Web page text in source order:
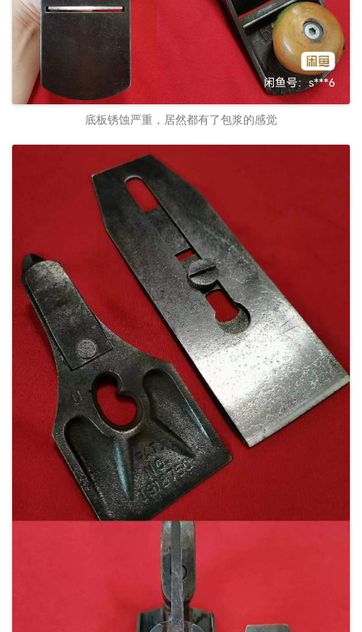
底板锈蚀严重，居然都有了包浆的感觉